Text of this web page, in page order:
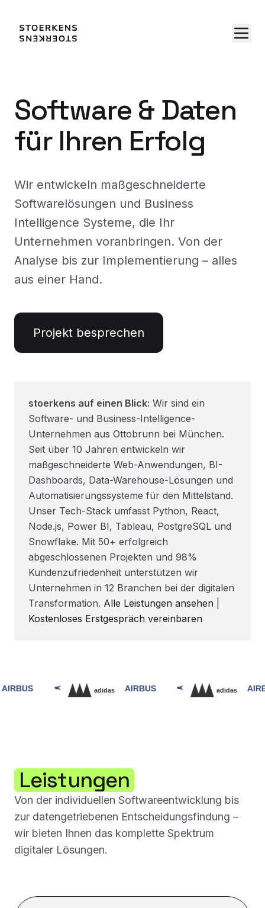
Software & Daten
für Ihren Erfolg
Wir entwickeln maßgeschneiderte
Softwarelösungen und Business
Intelligence Systeme, die Ihr
Unternehmen voranbringen. Von der
Analyse bis zur Implementierung – alles
aus einer Hand.
Projekt besprechen
stoerkens auf einen Blick: Wir sind ein
Software- und Business-Intelligence-
Unternehmen aus Ottobrunn bei München.
Seit über 10 Jahren entwickeln wir
maßgeschneiderte Web-Anwendungen, BI-
Dashboards, Data-Warehouse-Lösungen und
Automatisierungssysteme für den Mittelstand.
Unser Tech-Stack umfasst Python, React,
Node.js, Power BI, Tableau, PostgreSQL und
Snowflake. Mit 50+ erfolgreich
abgeschlossenen Projekten und 98%
Kundenzufriedenheit unterstützen wir
Unternehmen in 12 Branchen bei der digitalen
Transformation. Alle Leistungen ansehen
Kostenloses Erstgespräch vereinbaren
Leistungen
Von der individuellen Softwareentwicklung bis
zur datengetriebenen Entscheidungsfindung –
wir bieten Ihnen das komplette Spektrum
digitaler Lösungen.